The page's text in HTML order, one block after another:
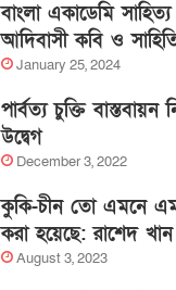
বাংলা একাডেমি
আদিবাসী কবি ও
January 25, 2024
পার্বত্য চুক্তি বাস্তবায়ন
উদ্বেগ
December 3, 2022
কুকি-চীন তো এমনে
করা হয়েছে: রাশেদ
August 3, 2023